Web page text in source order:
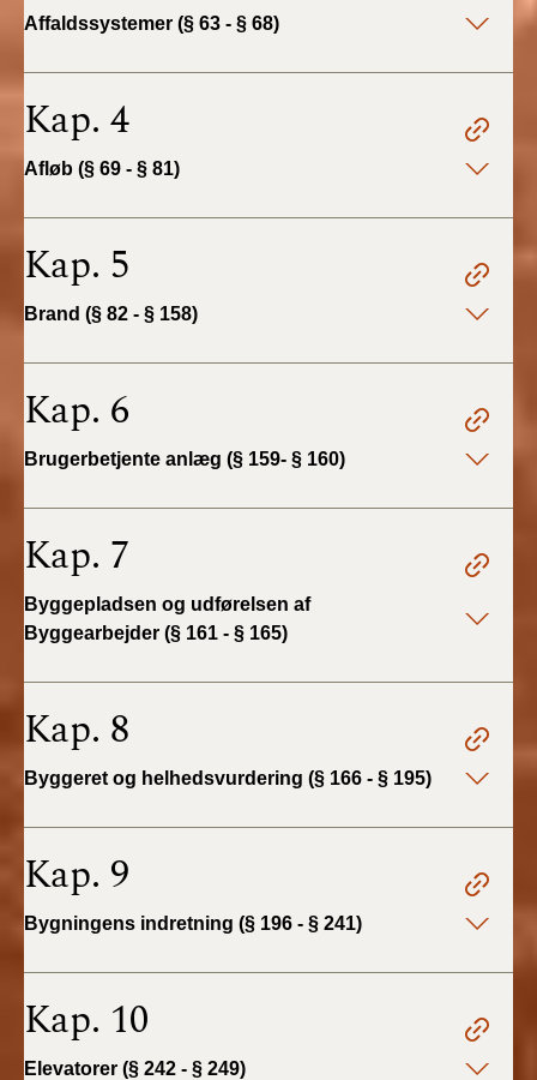
2022)
BR18 (1/1 - 30/6
BR18 (29/6 - 31/12
2021)
2021)
BR18 (1/7-31/12
BR18 (10/3-30/6
2020)
BR18 (4/7-31/12
2019)
BR18 (1/1-4/7 2019)
2018)
BR18 (1/1-30/6
BR15 (2015-2018)
Tidligere BR (1961-
Affaldssystemer (§ 63 - § 68)
Kap. 4
Afløb (§ 69 - § 81)
Kap. 5
Brand (§ 82 - § 158)
Kap. 6
Brugerbetjente anlæg (§ 159- § 160)
Kap. 7
Byggepladsen og udførelsen af
Byggearbejder (§ 161 - § 165)
Kap. 8
Byggeret og helhedsvurdering (§ 166 - § 195)
Kap. 9
Bygningens indretning (§ 196 - § 241)
Kap. 10
Elevatorer (§ 242 - § 249)